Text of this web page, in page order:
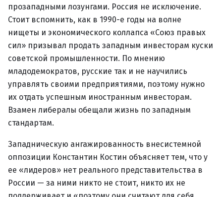
прозападными лозунгами. Россия не исключение.
Стоит вспомнить, как в 1990-е годы на волне
нищеты и экономического коллапса «Союз правых
сил» призывал продать западным инвесторам куски
советской промышленности. По мнению
младодемократов, русские так и не научились
управлять своими предприятиями, поэтому нужно
их отдать успешным иностранным инвесторам.
Взамен либералы обещали жизнь по западным
стандартам.
Западническую ангажированность внесистемной
оппозиции Константин Костин объясняет тем, что у
ее «лидеров» нет реального представительства в
России — за ними никто не стоит, никто их не